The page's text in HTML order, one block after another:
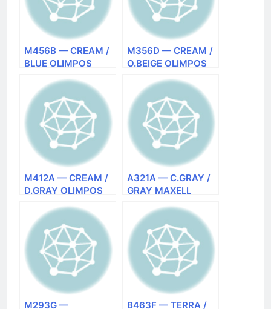
M456B — CREAM /
BLUE OLIMPOS
(Турция) ковер
прямоугольный
M356D — CREAM /
O.BEIGE OLIMPOS
(Турция) ковер
прямоугольный
M412A — CREAM /
D.GRAY OLIMPOS
(Турция) ковер
прямоугольный
A321A — C.GRAY /
GRAY MAXELL
(Турция) ковер
прямоугольный
M293G — B463F — TERRA /